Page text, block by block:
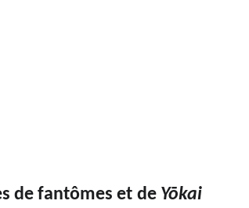
de fantômes et de Yōkai